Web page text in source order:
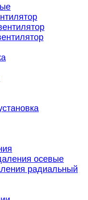
осевые
радиальный